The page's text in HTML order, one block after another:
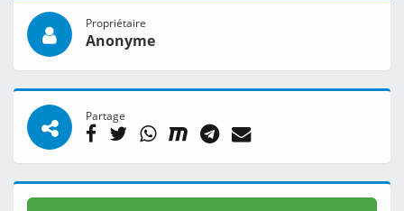
Propriétaire
Anonyme
Partage